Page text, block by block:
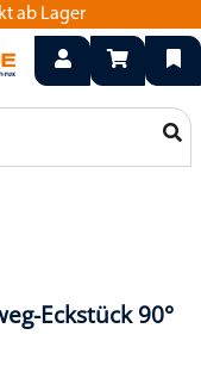
ab Lager
Eckstück 90°